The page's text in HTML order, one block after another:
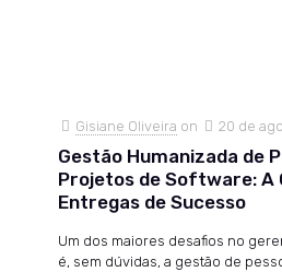
Gisiane Oliveira on 20 de
Gestão Humanizada de
Projetos de Software: A
Entregas de Sucesso
Um dos maiores desafios no
é, sem dúvidas, a gestão de